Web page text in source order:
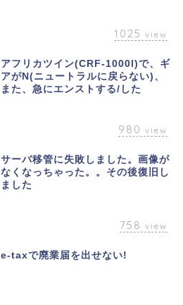
1025 view
アフリカツイン(CRF-1000l)で、ギ
アがN(ニュートラルに戻らない)、
また、急にエンストする/した
980 view
サーバ移管に失敗しました。画像が
なくなっちゃった。。その後復旧し
ました
758 view
e-taxで廃業届を出せない!